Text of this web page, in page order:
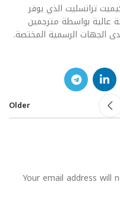
ترانسليت الذي يوفر
عالية بواسطة مترجمين
الجهات الرسمية المختصة.
Older
Your email address will